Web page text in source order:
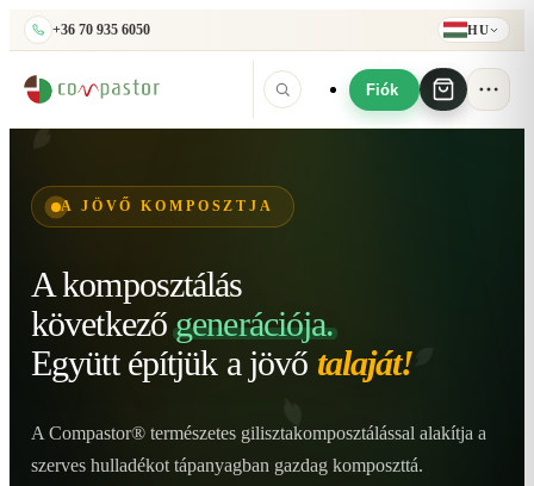
+36 70 935 6050 HU
Fiók
A JÖVŐ KOMPOSZTJA
A komposztálás
következő generációja.
Együtt építjük a jövő talaját!
A Compastor® természetes gilisztakomposztálással alakítja a
szerves hulladékot tápanyagban gazdag komposzttá.